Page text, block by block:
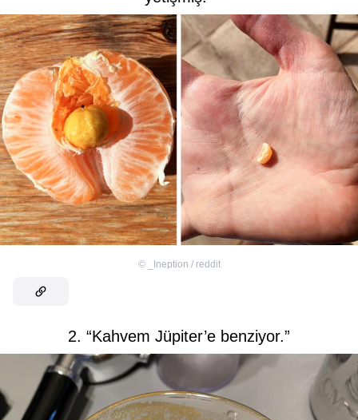
© _Ineption / reddit
2. “Kahvem Jüpiter’e benziyor.”